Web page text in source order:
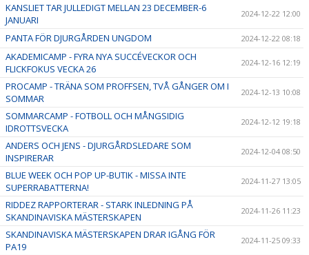
KANSLIET TAR JULLEDIGT MELLAN 23 DECEMBER-6
JANUARI
2024-12-22 12:00
PANTA FÖR DJURGÅRDEN UNGDOM 2024-12-22 08:18
AKADEMICAMP - FYRA NYA SUCCÉVECKOR OCH
FLICKFOKUS VECKA 26
2024-12-16 12:19
PROCAMP - TRÄNA SOM PROFFSEN, TVÅ GÅNGER OM I
SOMMAR
2024-12-13 10:08
SOMMARCAMP - FOTBOLL OCH MÅNGSIDIG
IDROTTSVECKA
2024-12-12 19:18
ANDERS OCH JENS - DJURGÅRDSLEDARE SOM
INSPIRERAR
2024-12-04 08:50
BLUE WEEK OCH POP UP-BUTIK - MISSA INTE
SUPERRABATTERNA!
2024-11-27 13:05
RIDDEZ RAPPORTERAR - STARK INLEDNING PÅ
SKANDINAVISKA MÄSTERSKAPEN
2024-11-26 11:23
SKANDINAVISKA MÄSTERSKAPEN DRAR IGÅNG FÖR
PA19
2024-11-25 09:33